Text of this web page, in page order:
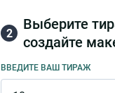
2
Выберите
создайте
ВВЕДИТЕ ВАШ ТИРАЖ